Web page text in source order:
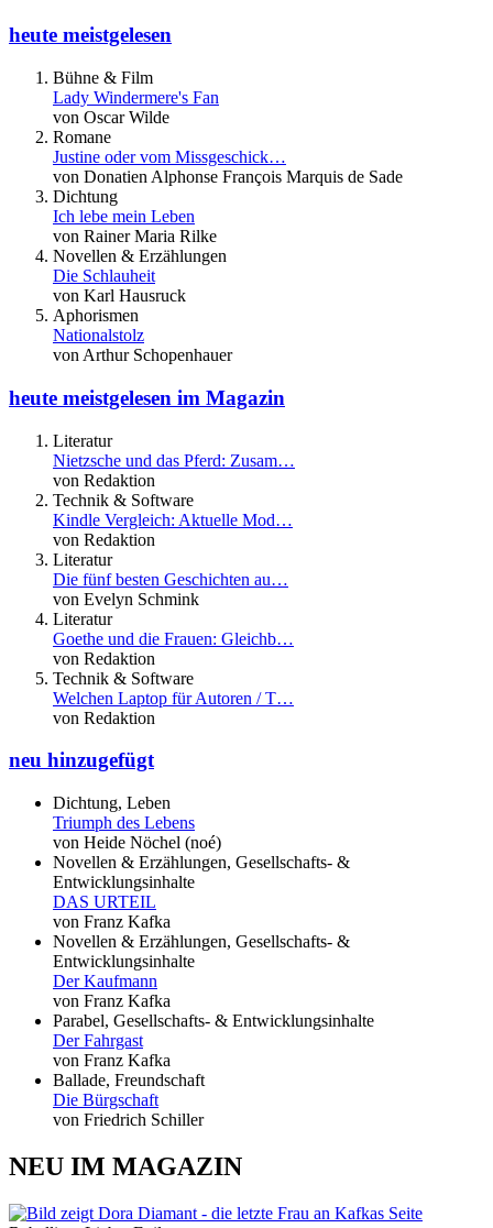
heute meistgelesen
Bühne & Film
Lady Windermere's Fan
von Oscar Wilde
Romane
Justine oder vom Missgeschick…
von Donatien Alphonse François Marquis de Sade
Dichtung
Ich lebe mein Leben
von Rainer Maria Rilke
Novellen & Erzählungen
Die Schlauheit
von Karl Hausruck
Aphorismen
Nationalstolz
von Arthur Schopenhauer
heute meistgelesen im Magazin
Literatur
Nietzsche und das Pferd: Zusam…
von Redaktion
Technik & Software
Kindle Vergleich: Aktuelle Mod…
von Redaktion
Literatur
Die fünf besten Geschichten au…
von Evelyn Schmink
Literatur
Goethe und die Frauen: Gleichb…
von Redaktion
Technik & Software
Welchen Laptop für Autoren / T…
von Redaktion
neu hinzugefügt
Dichtung, Leben
Triumph des Lebens
von Heide Nöchel (noé)
Novellen & Erzählungen, Gesellschafts- &
Entwicklungsinhalte
DAS URTEIL
von Franz Kafka
Novellen & Erzählungen, Gesellschafts- &
Entwicklungsinhalte
Der Kaufmann
von Franz Kafka
Parabel, Gesellschafts- & Entwicklungsinhalte
Der Fahrgast
von Franz Kafka
Ballade, Freundschaft
Die Bürgschaft
von Friedrich Schiller
NEU IM MAGAZIN